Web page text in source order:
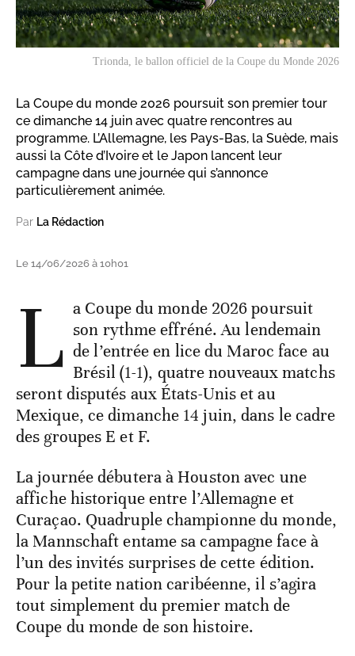
Trionda, le ballon officiel de la Coupe du Monde 2026
La Coupe du monde 2026 poursuit son premier tour
ce dimanche 14 juin avec quatre rencontres au
programme. L’Allemagne, les Pays-Bas, la Suède, mais
aussi la Côte d’Ivoire et le Japon lancent leur
campagne dans une journée qui s’annonce
particulièrement animée.
Par La Rédaction
Le 14/06/2026 à 10h01
L a Coupe du monde 2026 poursuit
son rythme effréné. Au lendemain
de l’entrée en lice du Maroc face au
Brésil (1-1), quatre nouveaux matchs
seront disputés aux États-Unis et au
Mexique, ce dimanche 14 juin, dans le cadre
des groupes E et F.
La journée débutera à Houston avec une
affiche historique entre l’Allemagne et
Curaçao. Quadruple championne du monde,
la Mannschaft entame sa campagne face à
l’un des invités surprises de cette édition.
Pour la petite nation caribéenne, il s’agira
tout simplement du premier match de
Coupe du monde de son histoire.